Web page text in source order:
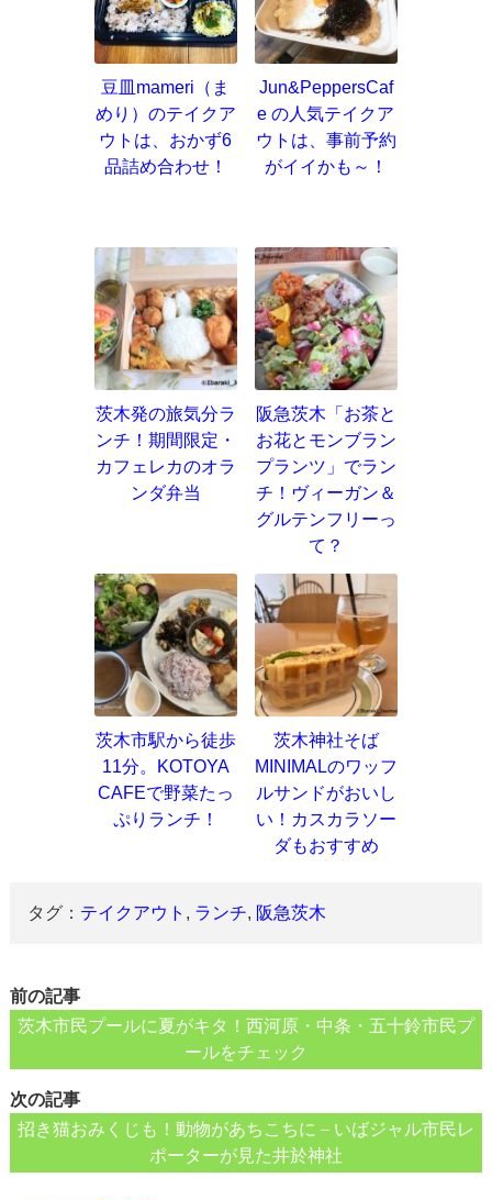
豆皿mameri（ま
めり）のテイクア
ウトは、おかず6
品詰め合わせ！
Jun&PeppersCaf
e の人気テイクア
ウトは、事前予約
がイイかも～！
茨木発の旅気分ラ
ンチ！期間限定・
カフェレカのオラ
ンダ弁当
阪急茨木「お茶と
お花とモンブラン
プランツ」でラン
チ！ヴィーガン＆
グルテンフリーっ
て？
茨木市駅から徒歩
11分。KOTOYA
CAFEで野菜たっ
ぷりランチ！
茨木神社そば
MINIMALのワッフ
ルサンドがおいし
い！カスカラソー
ダもおすすめ
タグ： テイクアウト , ランチ, 阪急茨木
前の記事
茨木市民プールに夏がキタ！西河原・中条・五十鈴市民プ
ールをチェック
次の記事
招き猫おみくじも！動物があちこちに－いばジャル市民レ
ポーターが見た井於神社